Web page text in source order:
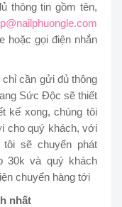
thông tin gồm tên,
hoặc gọi điện nhắn
cần gửi đủ thông
Sức Độc sẽ thiết
kế xong, chúng tôi
cho quý khách, với
sẽ chuyển phát
30k và quý khách
chuyển hàng tới
nhất